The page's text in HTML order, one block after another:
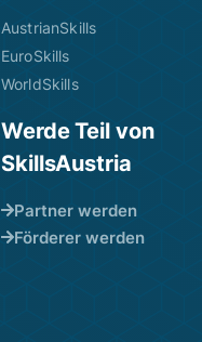
AustrianSkills
EuroSkills
WorldSkills
Werde Teil von
SkillsAustria
Partner werden
Förderer werden